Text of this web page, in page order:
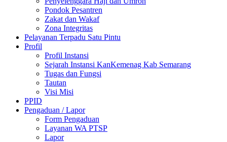
Pondok Pesantren
Zakat dan Wakaf
Zona Integritas
Pelayanan Terpadu Satu Pintu
Profil
Profil Instansi
Sejarah Instansi KanKemenag Kab Semarang
Tugas dan Fungsi
Tautan
Visi Misi
PPID
Pengaduan / Lapor
Form Pengaduan
Layanan WA PTSP
Lapor